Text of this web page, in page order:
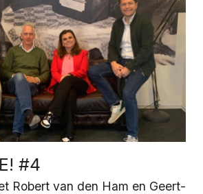
#4
Robert van den Ham en Geert-